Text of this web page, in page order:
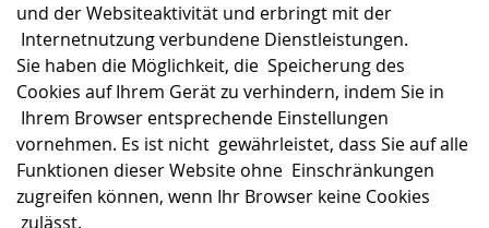
und der Websiteaktivität und erbringt mit der
Internetnutzung verbundene Dienstleistungen.
Sie haben die Möglichkeit, die Speicherung des
Cookies auf Ihrem Gerät zu verhindern, indem Sie in
Ihrem Browser entsprechende Einstellungen
vornehmen. Es ist nicht gewährleistet, dass Sie auf alle
Funktionen dieser Website ohne Einschränkungen
zugreifen können, wenn Ihr Browser keine Cookies
zulässt.